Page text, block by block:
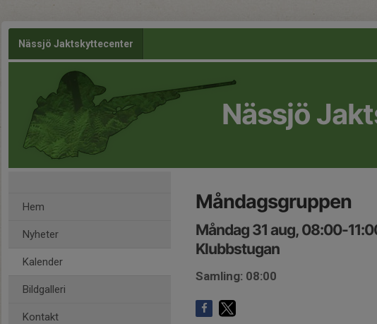
Nässjö Jaktskyttecenter
Nässjö
Hem
Nyheter
Kalender
Bildgalleri
Kontakt
Måndagsgruppen
Måndag 31 aug, 08:00-
Klubbstugan
Samling: 08:00